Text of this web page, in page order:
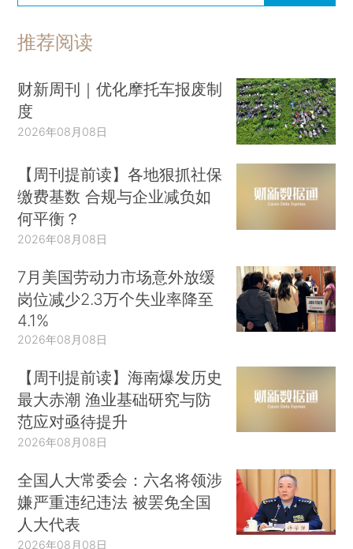
推荐阅读
财新周刊｜优化摩托车报废制
度
2026年08月08日
【周刊提前读】各地狠抓社保
缴费基数 合规与企业减负如
何平衡？
2026年08月08日
7月美国劳动力市场意外放缓
岗位减少2.3万个失业率降至
4.1%
2026年08月08日
【周刊提前读】海南爆发历史
最大赤潮 渔业基础研究与防
范应对亟待提升
2026年08月08日
全国人大常委会：六名将领涉
嫌严重违纪违法 被罢免全国
人大代表
2026年08月08日